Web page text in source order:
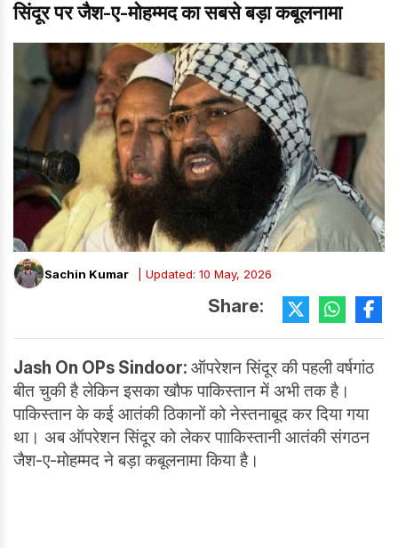
सिंदूर पर जैश-ए-मोहम्मद का सबसे बड़ा कबूलनामा
Sachin Kumar | Updated: 10 May, 2026
Share:
Jash On OPs Sindoor: ऑपरेशन सिंदूर की पहली वर्षगांठ
बीत चुकी है लेकिन इसका खौफ पाकिस्तान में अभी तक है।
पाकिस्तान के कई आतंकी ठिकानों को नेस्तनाबूद कर दिया गया
था। अब ऑपरेशन सिंदूर को लेकर पााकिस्तानी आतंकी संगठन
जैश-ए-मोहम्मद ने बड़ा कबूलनामा किया है।